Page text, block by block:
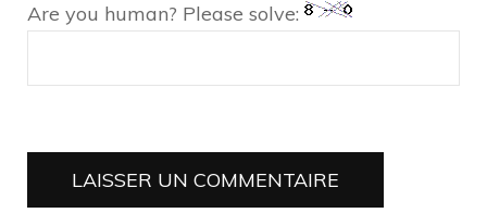
Are you human? Please solve: